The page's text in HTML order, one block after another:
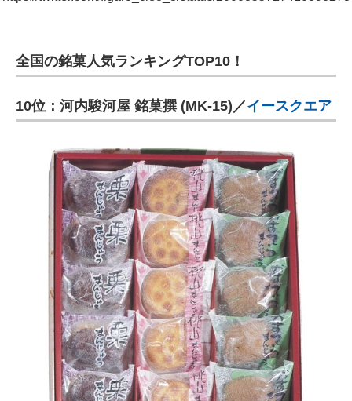
全国の銘菓人気ランキングTOP10！
10位：河内駿河屋 銘菓撰 (MK-15)／イースクエア